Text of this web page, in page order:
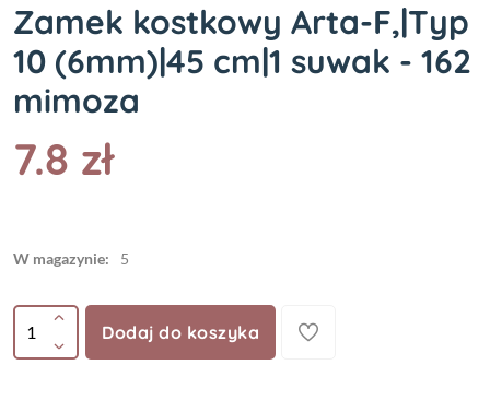
Zamek kostkowy Arta-F,|Typ
10 (6mm)|45 cm|1 suwak - 162
mimoza
7.8 zł
W magazynie: 5
Dodaj do koszyka